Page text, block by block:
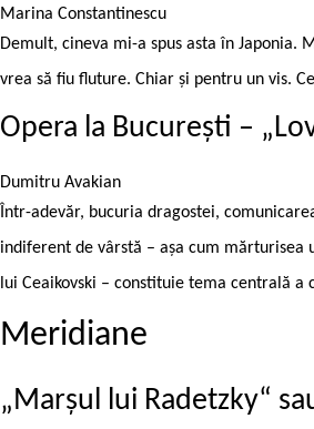
Marina Constantinescu
Demult, cineva mi-a spus asta în Japonia.
vrea să fiu fluture. Chiar și pentru un vis.
Opera la București –
Dumitru Avakian
Într-adevăr, bucuria dragostei,
indiferent de vârstă – așa cum mărturisea
lui Ceaikovski – constituie tema centrală a
Meridiane
„Marşul lui Radetzky“